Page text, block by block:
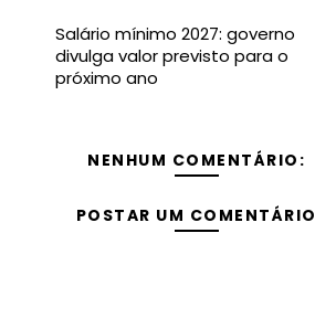
Salário mínimo 2027: governo
divulga valor previsto para o
próximo ano
NENHUM COMENTÁRIO:
POSTAR UM COMENTÁRIO